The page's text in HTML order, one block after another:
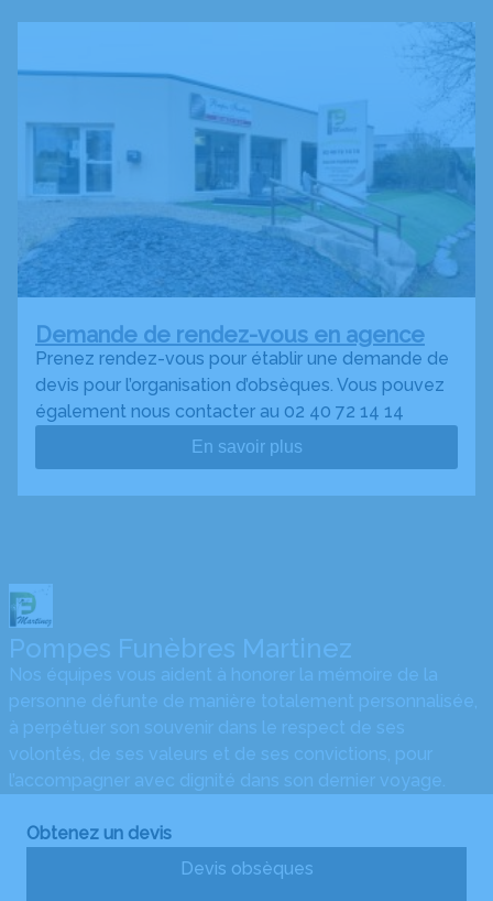
Demande de rendez-vous en agence
Prenez rendez-vous pour établir une demande de
devis pour l’organisation d’obsèques. Vous pouvez
également nous contacter au 02 40 72 14 14
En savoir plus
Pompes Funèbres Martinez
Nos équipes vous aident à honorer la mémoire de la
personne défunte de manière totalement personnalisée,
à perpétuer son souvenir dans le respect de ses
volontés, de ses valeurs et de ses convictions, pour
l’accompagner avec dignité dans son dernier voyage.
Obtenez un devis
Devis obsèques